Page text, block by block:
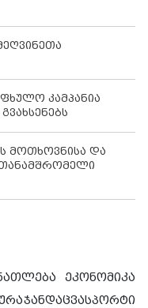
კამპანია
მოთხოვნისა და
თანამშრომელი
ეკონომიკა
ჯანდაცვასპორტი